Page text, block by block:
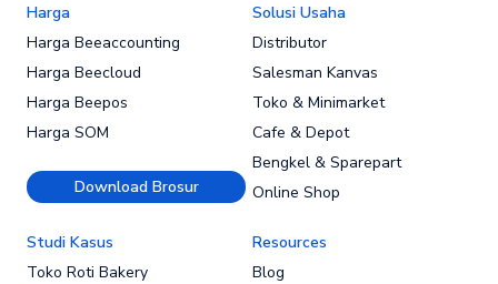
Harga
Harga Beeaccounting
Harga Beecloud
Harga Beepos
Harga SOM
Download Brosur
Solusi Usaha
Distributor
Salesman Kanvas
Toko & Minimarket
Cafe & Depot
Bengkel & Sparepart
Online Shop
Studi Kasus
Toko Roti Bakery
Resources
Blog